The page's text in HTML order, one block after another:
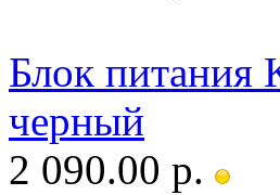
Блок питания
черный
2 090.00 р.